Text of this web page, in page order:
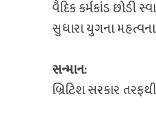
વૈદિક કર્મકાંડ છોડી
સુધારા યુગના
સન્માન:
બ્રિટિશ સરકાર